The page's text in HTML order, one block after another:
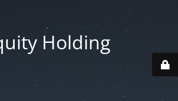
Holding